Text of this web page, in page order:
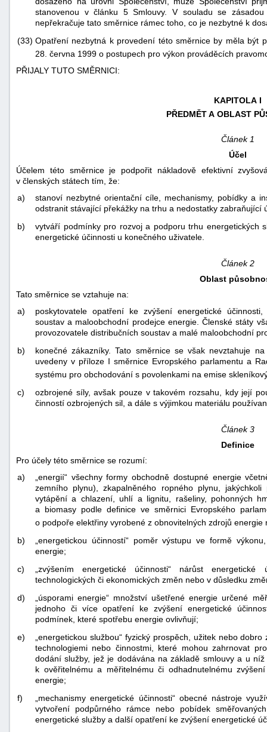
stanovenou v článku 5 Smlouvy. V souladu se
nepřekračuje tato směrnice rámec toho, co je nezbytné k
(33) Opatření nezbytná k provedení této směrnice by měla být
28. června 1999 o postupech pro výkon prováděcích
PŘIJALY TUTO SMĚRNICI:
KAPITOLA I
PŘEDMĚT A OBLAST
Článek 1
Účel
Účelem této směrnice je podpořit nákladově efektivní
v členských státech tím, že:
a)
stanoví nezbytné orientační cíle, mechanismy, pobídky a
odstranit stávající překážky na trhu a nedostatky zabraňující
b)
vytváří podmínky pro rozvoj a podporu trhu energetických
energetické účinnosti u konečného uživatele.
Článek 2
Oblast
Tato směrnice se vztahuje na:
a)
poskytovatele opatření ke zvýšení energetické
soustav a maloobchodní prodejce energie. Členské státy
provozovatele distribučních soustav a malé maloobchodní
b)
konečné zákazníky. Tato směrnice se však nevztahuje
uvedeny v příloze I směrnice Evropského parlamentu a
systému pro obchodování s povolenkami na emise
c)
ozbrojené síly, avšak pouze v takovém rozsahu, kdy její
činností ozbrojených sil, a dále s výjimkou materiálu
Článek 3
Definice
Pro účely této směrnice se rozumí:
a)
„energií“ všechny formy obchodně dostupné energie
zemního plynu), zkapalněného ropného plynu,
vytápění a chlazení, uhlí a lignitu, rašeliny, pohonných
a biomasy podle definice ve směrnici Evropského
o podpoře elektřiny vyrobené z obnovitelných zdrojů
b)
„energetickou účinností“ poměr výstupu ve formě
energie;
c)
„zvýšením energetické účinnosti“ nárůst
technologických či ekonomických změn nebo v důsledku
d)
„úsporami energie“ množství ušetřené energie určené
jednoho či více opatření ke zvýšení energetické
podmínek, které spotřebu energie ovlivňují;
e)
„energetickou službou“ fyzický prospěch, užitek nebo
technologiemi nebo činnostmi, které mohou zahrnovat
dodání služby, jež je dodávána na základě smlouvy a u
k ověřitelnému a měřitelnému či odhadnutelnému
energie;
f)
„mechanismy energetické účinnosti“ obecné nástroje
vytvoření podpůrného rámce nebo pobídek
energetické služby a další opatření ke zvýšení energetické